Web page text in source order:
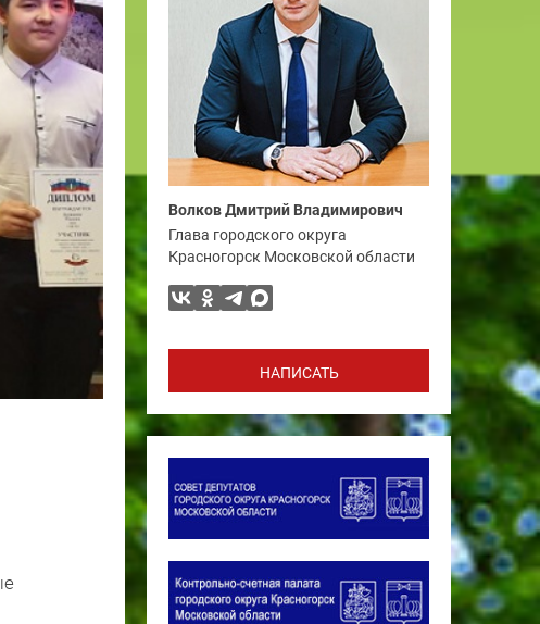
Волков Дмитрий Владимирович
Глава городского округа
Красногорск Московской области
НАПИСАТЬ